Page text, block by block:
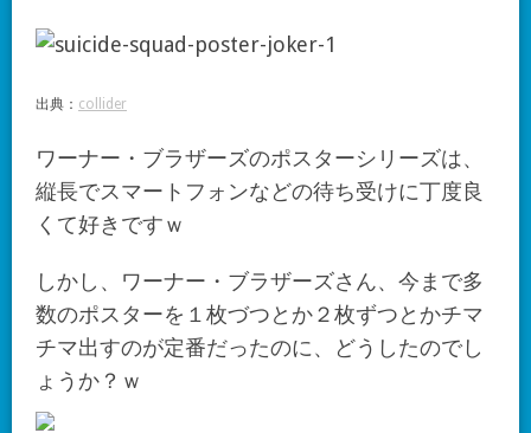
出典： collider
ワーナー・ブラザーズのポスターシリーズは、
縦長でスマートフォンなどの待ち受けに丁度良
くて好きですｗ
しかし、ワーナー・ブラザーズさん、今まで多
数のポスターを１枚づつとか２枚ずつとかチマ
チマ出すのが定番だったのに、どうしたのでし
ょうか？ｗ